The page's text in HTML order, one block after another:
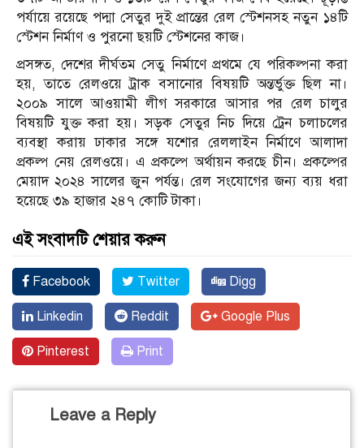
পর্যায়ে রয়েছে পদ্মা সেতুর দুই প্রান্তের রেল স্টেশনসহ নতুন ১৪টি
স্টেশন নির্মাণ ও পুরনো ছয়টি স্টেশনের কাজ।
প্রসঙ্গত, দেশের দীর্ঘতম সেতু নির্মাণে প্রথমে যে পরিকল্পনা করা
হয়, তাতে রেলওয়ে ট্রাক বসানোর বিষয়টি অন্তর্ভুক্ত ছিল না।
২০০৯ সালে আওয়ামী লীগ সরকারে আসার পর রেল চালুর
বিষয়টি যুক্ত করা হয়। সড়ক সেতুর নিচ দিয়ে ট্রেন চলাচলের
ব্যবস্থা করায় ঢাকার সঙ্গে যশোর রেললাইন নির্মাণে আলাদা
প্রকল্প নেয় রেলওয়ে। এ প্রকল্পে অর্থায়ন করছে চীন। প্রকল্পের
মেয়াদ ২০২৪ সালের জুন পর্যন্ত। রেল সংযোগের জন্য ব্যয় ধরা
হয়েছে ৩৯ হাজার ২৪৭ কোটি টাকা।
এই সংবাদটি শেয়ার করুন
Facebook Twitter Digg
Linkedin Reddit Google Plus
Pinterest Print
Leave a Reply